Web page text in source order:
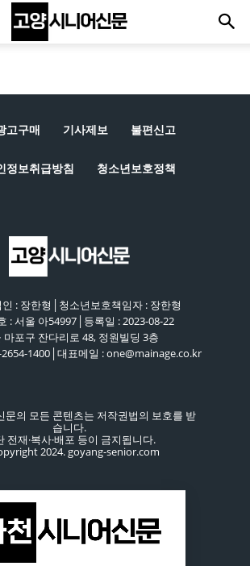
고구매 기사제보 불편신고
정보취급방침 청소년보호정책
인 : 장한형│청소년보호책임자 : 장한형
: 서울 아54997│등록일 : 2023-08-22
마포구 잔다리로 48, 정원빌딩 3층
1400│대표메일 : one@mainage.co.kr
문의 모든 콘텐츠는 저작권법의 보호를 받
습니다.
전재·복사·배포 등이 금지됩니다.
2024. goyang-senior.com